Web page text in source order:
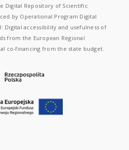
Digital Repository of Scientific
by Operational Program Digital
Digital accessibility and usefulness of
from the European Regional
co-financing from the state budget.